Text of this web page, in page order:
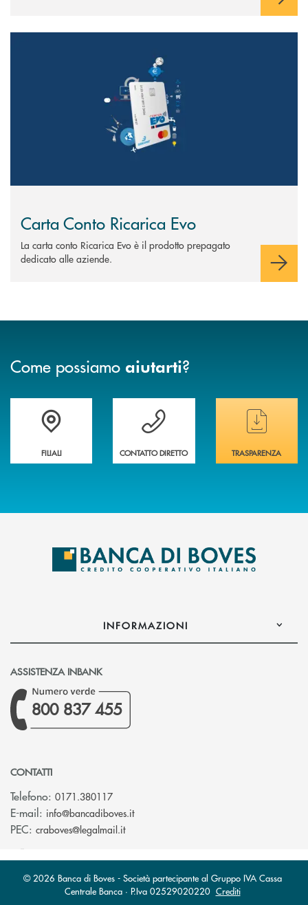
Carta Conto Ricarica Evo
La carta conto Ricarica Evo è il prodotto prepagato
dedicato alle aziende.
Come possiamo aiutarti?
Trova la filiale&nbsp; più vicina a te
FILIALI
Hai bisogno di assistenza immediata ?
CONTATTO DIRETTO
Hai bisogno di
TRASPARENZA
INFORMAZIONI
ASSISTENZA INBANK
800 837 455
CONTATTI
Telefono: 0171.380117
E-mail: info@bancadiboves.it(si apre l’app di posta elettronica)
PEC: craboves@legalmail.it(si apre l’app di posta elettronica)
© 2026 Banca di Boves - Società partecipante al Gruppo IVA Cassa
Centrale Banca · P.Iva 02529020220 Crediti